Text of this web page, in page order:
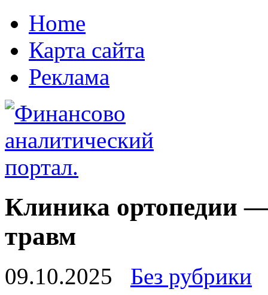
Home
Карта сайта
Реклама
Клиника ортопедии —
травм
09.10.2025
Без рубрики